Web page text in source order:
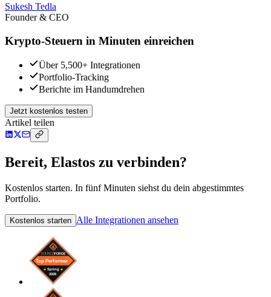
Sukesh Tedla
Founder & CEO
Krypto-Steuern in Minuten einreichen
Über 5,500+ Integrationen
Portfolio-Tracking
Berichte im Handumdrehen
Jetzt kostenlos testen
Artikel teilen
Bereit, Elastos zu verbinden?
Kostenlos starten. In fünf Minuten siehst du dein abgestimmtes
Portfolio.
Kostenlos starten Alle Integrationen ansehen